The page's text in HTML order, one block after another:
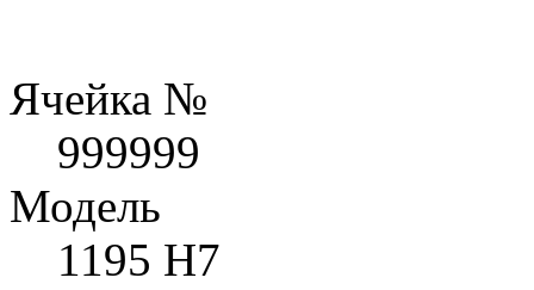
Ячейка №
999999
Модель
1195 H7